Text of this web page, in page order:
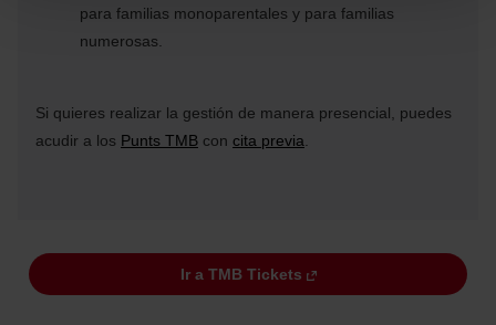
Las cookies necesarias son imprescindibles para el
funcionamiento de la web y, por tanto, si no las aceptas,
no puedes empezar a navegar. Solo puedes consultar
podrás modificar tu selección de cookies seleccionando
la opción “Gestor de cookies”, que encontrarás en el
menú de la parte inferior de la web.
para familias monoparentales y para familias
numerosas.
Si quieres realizar la gestión de manera presencial, puedes
acudir a los Punts TMB con cita previa
Ir a TMB Tickets